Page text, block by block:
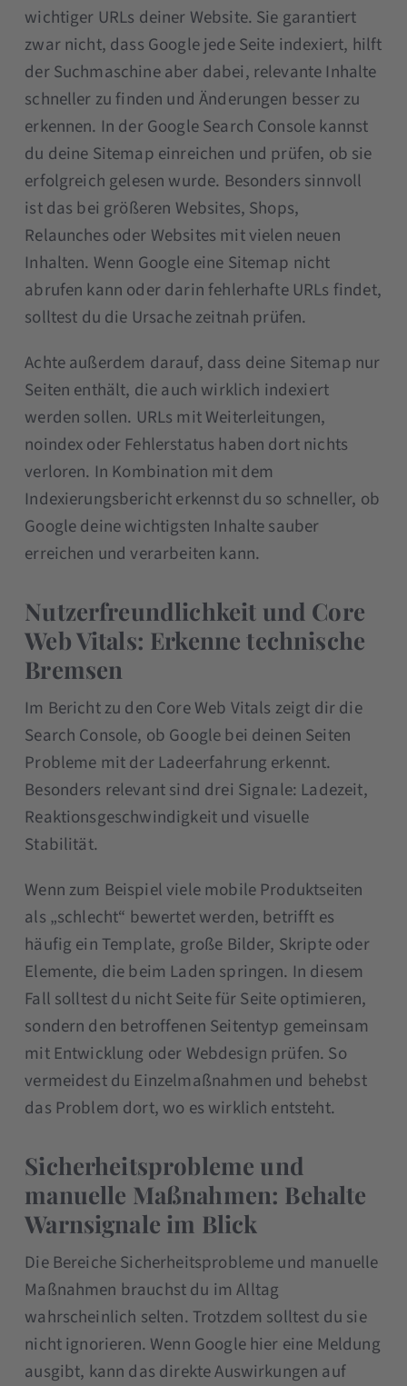
wichtiger URLs deiner Website. Sie garantiert
zwar nicht, dass Google jede Seite indexiert, hilft
der Suchmaschine aber dabei, relevante Inhalte
schneller zu finden und Änderungen besser zu
erkennen. In der Google Search Console kannst
du deine Sitemap einreichen und prüfen, ob sie
erfolgreich gelesen wurde. Besonders sinnvoll
ist das bei größeren Websites, Shops,
Relaunches oder Websites mit vielen neuen
Inhalten. Wenn Google eine Sitemap nicht
abrufen kann oder darin fehlerhafte URLs findet,
solltest du die Ursache zeitnah prüfen.
Achte außerdem darauf, dass deine Sitemap nur
Seiten enthält, die auch wirklich indexiert
werden sollen. URLs mit Weiterleitungen,
noindex oder Fehlerstatus haben dort nichts
verloren. In Kombination mit dem
Indexierungsbericht erkennst du so schneller, ob
Google deine wichtigsten Inhalte sauber
erreichen und verarbeiten kann.
Nutzerfreundlichkeit und Core
Web Vitals: Erkenne technische
Bremsen
Im Bericht zu den Core Web Vitals zeigt dir die
Search Console, ob Google bei deinen Seiten
Probleme mit der Ladeerfahrung erkennt.
Besonders relevant sind drei Signale: Ladezeit,
Reaktionsgeschwindigkeit und visuelle
Stabilität.
Wenn zum Beispiel viele mobile Produktseiten
als „schlecht“ bewertet werden, betrifft es
häufig ein Template, große Bilder, Skripte oder
Elemente, die beim Laden springen. In diesem
Fall solltest du nicht Seite für Seite optimieren,
sondern den betroffenen Seitentyp gemeinsam
mit Entwicklung oder Webdesign prüfen. So
vermeidest du Einzelmaßnahmen und behebst
das Problem dort, wo es wirklich entsteht.
Sicherheitsprobleme und
manuelle Maßnahmen: Behalte
Warnsignale im Blick
Die Bereiche Sicherheitsprobleme und manuelle
Maßnahmen brauchst du im Alltag
wahrscheinlich selten. Trotzdem solltest du sie
nicht ignorieren. Wenn Google hier eine Meldung
ausgibt, kann das direkte Auswirkungen auf